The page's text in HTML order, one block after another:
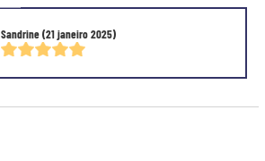
Sandrine(21 janeiro 2025)